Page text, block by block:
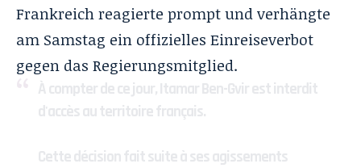
Frankreich reagierte prompt und verhängte
am Samstag ein offizielles Einreiseverbot
gegen das Regierungsmitglied.
À compter de ce jour, Itamar Ben-Gvir est interdit
d'accès au territoire français.
Cette décision fait suite à ses agissements